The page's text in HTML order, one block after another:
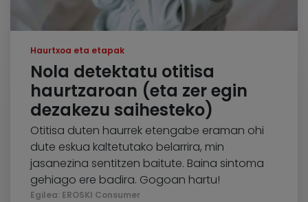
Haurtxoa eta etapak
Nola detektatu otitisa
haurtzaroan (eta zer egin
dezakezu saihesteko)
Otitisa duten haurrek etengabe eraman ohi
dute eskua kaltetutako belarrira, min
jasanezina sentitzen baitute. Baina sintoma
gehiago ere badira. Gogoan hartu!
Egilea: EROSKI Consumer